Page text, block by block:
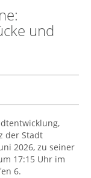
und
der Stadt
2026, zu seiner
17:15 Uhr im
6.